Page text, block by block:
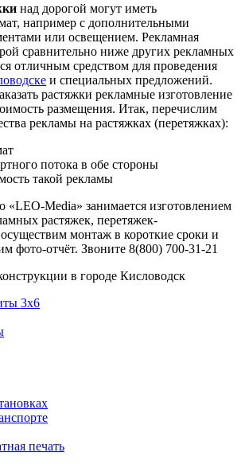
над дорогой могут иметь
например с дополнительными
или освещением. Рекламная
сравнительно ниже других рекламных
отличным средством для проведения
и специальных предложений.
растяжки рекламные изготовление
размещения. Итак, перечислим
рекламы на растяжках (перетяжках):
потока в обе стороны
такой рекламы
«LEO-Media» занимается изготовлением
растяжек, перетяжек-
монтаж в короткие сроки и
фото-отчёт. Звоните 8(800) 700-31-21
в городе Кисловодск
3х6
печать